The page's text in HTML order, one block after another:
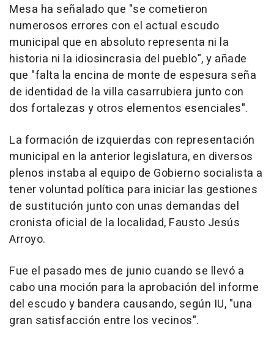
Mesa ha señalado que "se cometieron
numerosos errores con el actual escudo
municipal que en absoluto representa ni la
historia ni la idiosincrasia del pueblo", y añade
que "falta la encina de monte de espesura seña
de identidad de la villa casarrubiera junto con
dos fortalezas y otros elementos esenciales".
La formación de izquierdas con representación
municipal en la anterior legislatura, en diversos
plenos instaba al equipo de Gobierno socialista a
tener voluntad política para iniciar las gestiones
de sustitución junto con unas demandas del
cronista oficial de la localidad, Fausto Jesús
Arroyo.
Fue el pasado mes de junio cuando se llevó a
cabo una moción para la aprobación del informe
del escudo y bandera causando, según IU, "una
gran satisfacción entre los vecinos".